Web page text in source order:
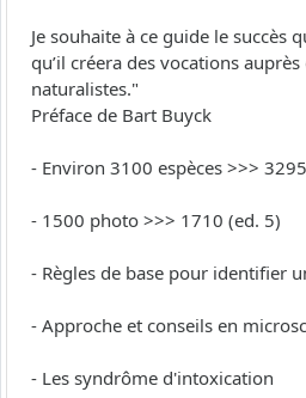
Je souhaite à ce guide le succès
qu’il créera des vocations
naturalistes."
Préface de Bart Buyck
- Environ 3100 espèces >>>
- 1500 photo >>> 1710 (ed. 5)
- Règles de base pour identifier
- Approche et conseils en
- Les syndrôme d'intoxication